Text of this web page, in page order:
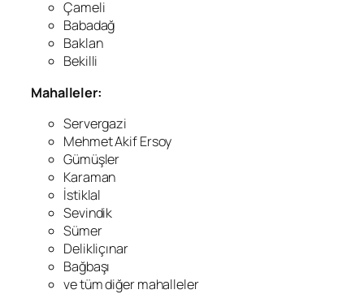
Çameli
Babadağ
Baklan
Bekilli
Mahalleler:
Servergazi
Mehmet Akif Ersoy
Gümüşler
Karaman
İstiklal
Sevindik
Sümer
Delikliçınar
Bağbaşı
ve tüm diğer mahalleler